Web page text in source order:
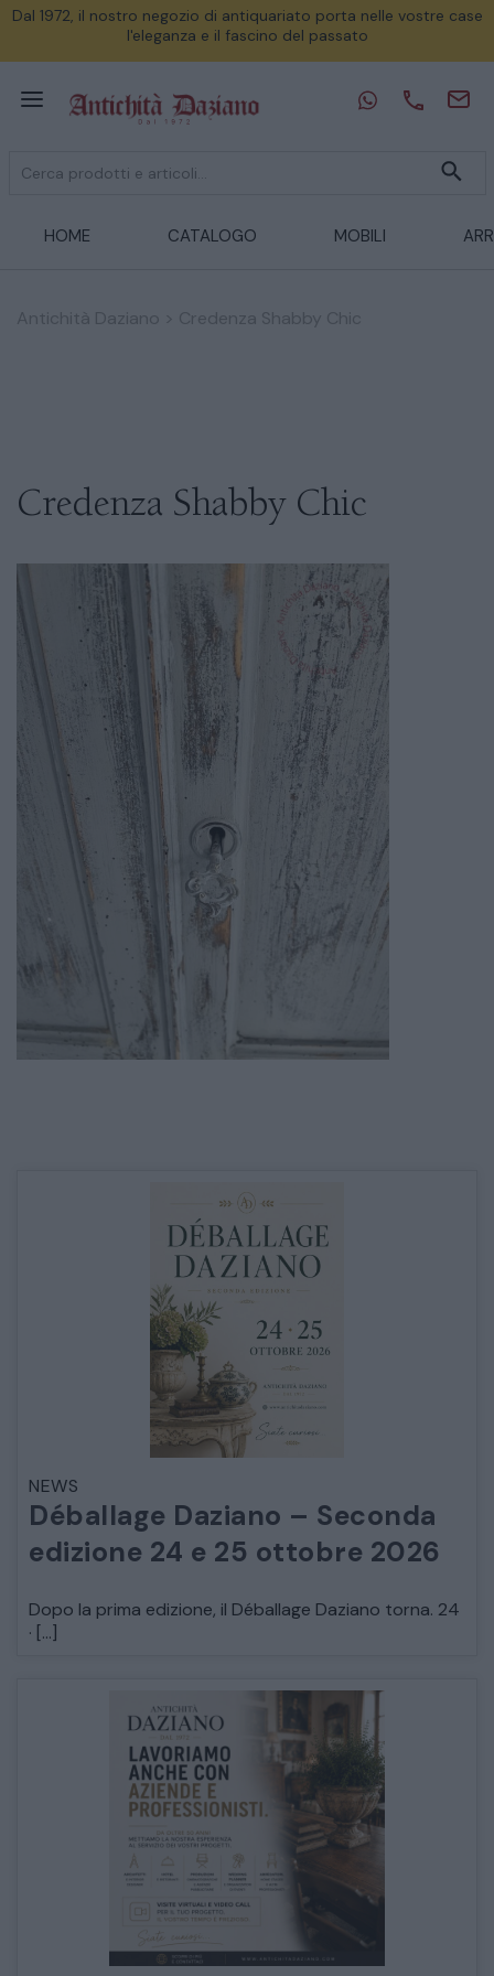
Dal 1972, il nostro negozio di antiquariato porta nelle vostre case
l'eleganza e il fascino del passato
HOME CATALOGO MOBILI
Antichità Daziano Credenza Shabby Chic
CATALOGO COMPLETO
MOBILI
CAMERE
Credenza Shabby Chic
NEWS
Déballage Daziano – Seconda
edizione 24 e 25 ottobre 2026
Dopo la prima edizione, il Déballage Daziano torna. 24
· […]